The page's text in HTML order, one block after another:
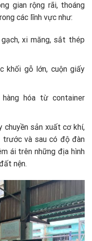
gian rộng rãi, thoáng
các lĩnh vực như:
xi măng, sắt thép
khối gỗ lớn, cuộn giấy
hàng hóa từ container
chuyền sản xuất cơ khí,
trước và sau có độ đàn
ái trên những địa hình
nện.